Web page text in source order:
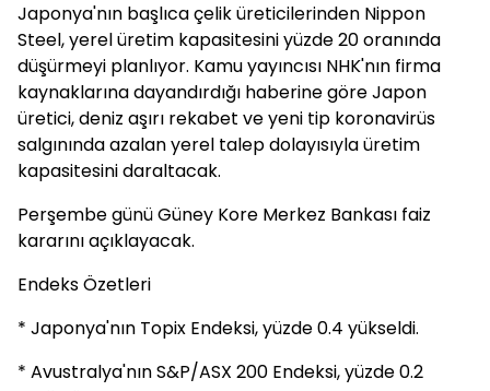
Japonya'nın başlıca çelik üreticilerinden Nippon
Steel, yerel üretim kapasitesini yüzde 20 oranında
düşürmeyi planlıyor. Kamu yayıncısı NHK'nın firma
kaynaklarına dayandırdığı haberine göre Japon
üretici, deniz aşırı rekabet ve yeni tip koronavirüs
salgınında azalan yerel talep dolayısıyla üretim
kapasitesini daraltacak.
Perşembe günü Güney Kore Merkez Bankası faiz
kararını açıklayacak.
Endeks Özetleri
* Japonya'nın Topix Endeksi, yüzde 0.4 yükseldi.
* Avustralya'nın S&P/ASX 200 Endeksi, yüzde 0.2